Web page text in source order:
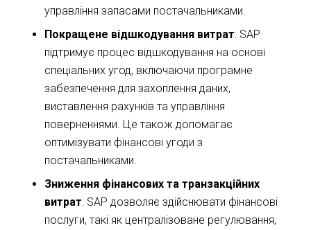
управління запасами постачальниками.
Покращене відшкодування витрат: SAP
підтримує процес відшкодування на основі
спеціальних угод, включаючи програмне
забезпечення для захоплення даних,
виставлення рахунків та управління
поверненнями. Це також допомагає
оптимізувати фінансові угоди з
постачальниками.
Зниження фінансових та транзакційних
витрат: SAP дозволяє здійснювати фінансові
послуги, такі як централізоване регулювання,